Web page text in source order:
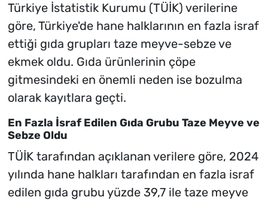
Türkiye İstatistik Kurumu (TÜİK) verilerine
göre, Türkiye'de hane halklarının en fazla israf
ettiği gıda grupları taze meyve-sebze ve
ekmek oldu. Gıda ürünlerinin çöpe
gitmesindeki en önemli neden ise bozulma
olarak kayıtlara geçti.
En Fazla İsraf Edilen Gıda Grubu Taze Meyve ve
Sebze Oldu
TÜİK tarafından açıklanan verilere göre, 2024
yılında hane halkları tarafından en fazla israf
edilen gıda grubu yüzde 39,7 ile taze meyve